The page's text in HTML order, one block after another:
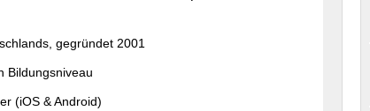
gegründet 2001
Bildungsniveau
(iOS & Android)